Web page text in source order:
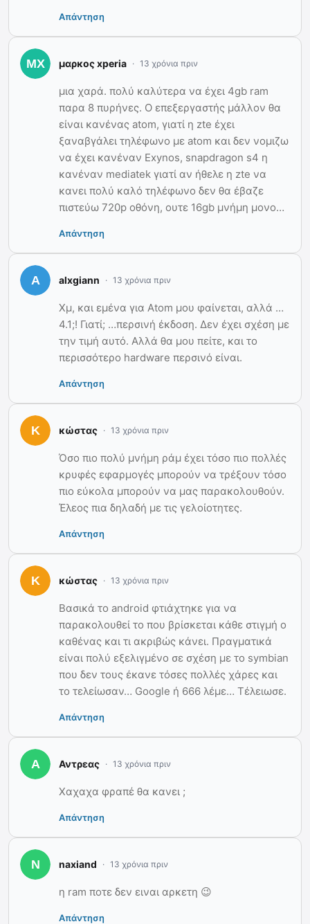
Απάντηση
μαρκος xperia 13 χρόνια πριν
μια χαρά. πολύ καλύτερα να έχει 4gb ram
παρα 8 πυρήνες. Ο επεξεργαστής μάλλον θα
είναι κανένας atom, γιατί η zte έχει
ξαναβγάλει τηλέφωνο με atom και δεν νομιζω
να έχει κανέναν Exynos, snapdragon s4 η
κανέναν mediatek γιατί αν ήθελε η zte να
κανει πολύ καλό τηλέφωνο δεν θα έβαζε
πιστεύω 720p οθόνη, ουτε 16gb μνήμη μονο…
Απάντηση
alxgiann 13 χρόνια πριν
Χμ, και εμένα για Αtom μου φαίνεται, αλλά …
4.1;! Γιατί; …περσινή έκδοση. Δεν έχει σχέση με
την τιμή αυτό. Αλλά θα μου πείτε, και το
περισσότερο hardware περσινό είναι.
Απάντηση
κώστας 13 χρόνια πριν
Όσο πιο πολύ μνήμη ράμ έχει τόσο πιο πολλές
κρυφές εφαρμογές μπορούν να τρέξουν τόσο
πιο εύκολα μπορούν να μας παρακολουθούν.
Έλεος πια δηλαδή με τις γελοίοτητες.
Απάντηση
κώστας 13 χρόνια πριν
Βασικά το android φτιάχτηκε για να
παρακολουθεί το που βρίσκεται κάθε στιγμή ο
καθένας και τι ακριβώς κάνει. Πραγματικά
είναι πολύ εξελιγμένο σε σχέση με το symbian
που δεν τους έκανε τόσες πολλές χάρες και
το τελείωσαν… Google ή 666 λέμε… Τέλειωσε.
Απάντηση
Αντρεας 13 χρόνια πριν
Χαχαχα φραπέ θα κανει ;
Απάντηση
naxiand 13 χρόνια πριν
η ram ποτε δεν ειναι αρκετη 😉
Απάντηση